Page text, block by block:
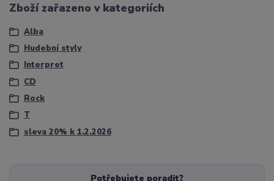
Zboží zařazeno v kategoriích
Alba
Hudební styly
Interpret
CD
Rock
T
sleva 20% k 1.2.2026
Potřebujete poradit?